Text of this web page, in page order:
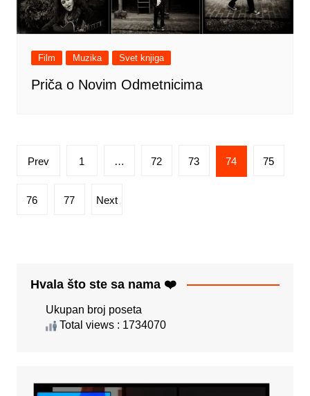
Film Muzika Svet knjiga
Priča o Novim Odmetnicima
Posts
Prev 1 … 72 73 74 75
76 77 Next
Hvala što ste sa nama ❤️
Ukupan broj poseta
Total views : 1734070